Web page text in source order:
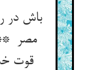
باش در
مصر
قوت خدا را منتظر